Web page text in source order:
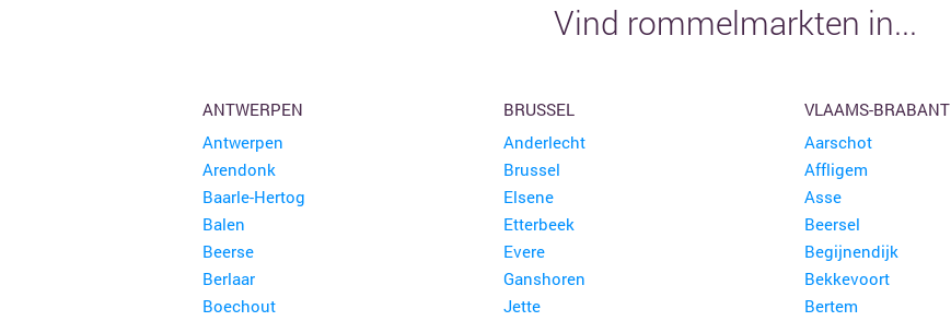
Vind rommelmarkten in...
ANTWERPEN
Antwerpen
Arendonk
Baarle-Hertog
Balen
Beerse
Berlaar
Boechout
BRUSSEL
Anderlecht
Brussel
Elsene
Etterbeek
Evere
Ganshoren
Jette
VLAAMS-BRABANT
Aarschot
Affligem
Asse
Beersel
Begijnendijk
Bekkevoort
Bertem